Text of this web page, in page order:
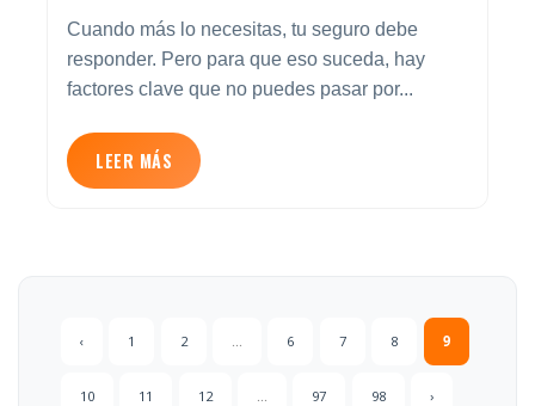
Cuando más lo necesitas, tu seguro debe
responder. Pero para que eso suceda, hay
factores clave que no puedes pasar por...
LEER MÁS
‹ 1 2 ... 6 7 8 9
10 11 12 97 98 ›